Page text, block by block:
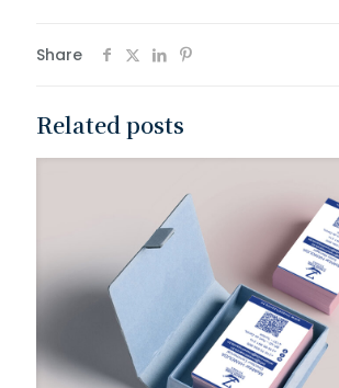
Share
Related posts